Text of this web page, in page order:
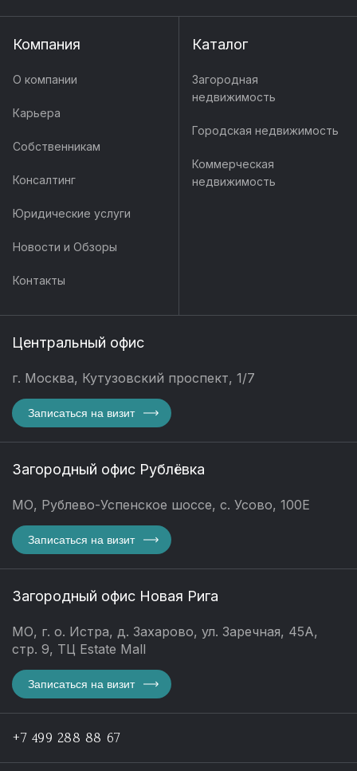
Компания
О компании
Карьера
Собственникам
Консалтинг
Юридические услуги
Новости и Обзоры
Контакты
Каталог
Загородная
недвижимость
Городская недвижимость
Коммерческая
недвижимость
Центральный офис
г. Москва, Кутузовский проспект, 1/7
Записаться на визит
Загородный офис Рублёвка
МО, Рублево-Успенское шоссе, с. Усово, 100Е
Записаться на визит
Загородный офис Новая Рига
МО, г. о. Истра, д. Захарово, ул. Заречная, 45А,
стр. 9, ТЦ Estate Mall
Записаться на визит
+7 499 288 88 67